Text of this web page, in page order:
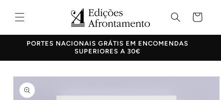
para o
conteúdo
Carrinho
10% DE DESCONTO EM TODOS OS LIVROS
informação